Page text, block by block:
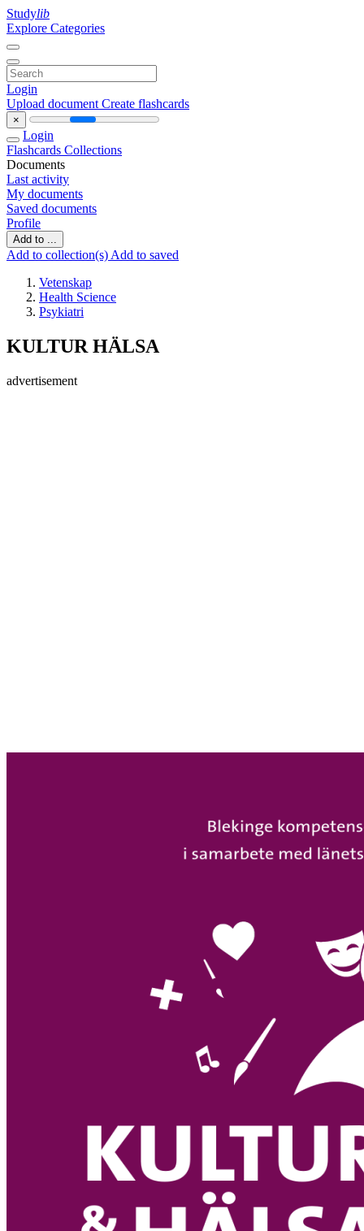
Studylib
Explore Categories
Login
Upload document Create flashcards
×
Login
Flashcards Collections
Documents
Last activity
My documents
Saved documents
Profile
Add to ...
Add to collection(s) Add to saved
Vetenskap
Health Science
Psykiatri
KULTUR HÄLSA
advertisement